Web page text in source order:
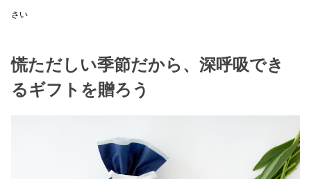
さい
慌ただしい​季節だから、​深呼吸でき
る​ギフトを​贈ろう